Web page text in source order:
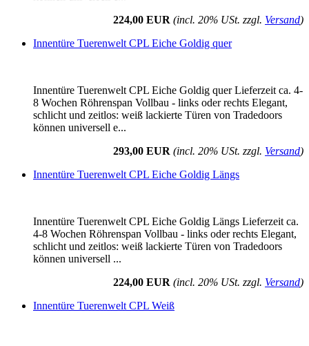
224,00 EUR (incl. 20% USt. zzgl. Versand)
Innentüre Tuerenwelt CPL Eiche Goldig quer
Innentüre Tuerenwelt CPL Eiche Goldig quer Lieferzeit ca. 4-
8 Wochen Röhrenspan Vollbau - links oder rechts Elegant,
schlicht und zeitlos: weiß lackierte Türen von Tradedoors
können universell e...
293,00 EUR (incl. 20% USt. zzgl. Versand)
Innentüre Tuerenwelt CPL Eiche Goldig Längs
Innentüre Tuerenwelt CPL Eiche Goldig Längs Lieferzeit ca.
4-8 Wochen Röhrenspan Vollbau - links oder rechts Elegant,
schlicht und zeitlos: weiß lackierte Türen von Tradedoors
können universell ...
224,00 EUR (incl. 20% USt. zzgl. Versand)
Innentüre Tuerenwelt CPL Weiß